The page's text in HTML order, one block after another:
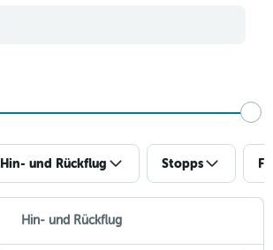
Hin- und Rückflug Stopps
Hin- und Rückflug